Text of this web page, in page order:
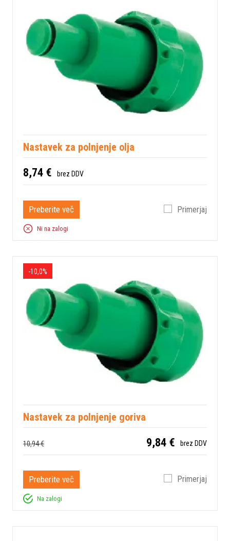
Nastavek za polnjenje olja
8,74 € brez DDV
Preberite več Primerjaj
Ni na zalogi
-10,0%
Nastavek za polnjenje goriva
10,94 € 9,84 € brez DDV
Preberite več Primerjaj
Na zalogi